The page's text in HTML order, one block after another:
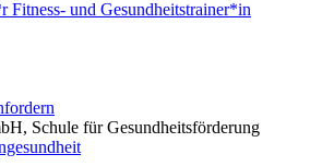
Fitness- und Gesundheitstrainer*in
Schule für Gesundheitsförderung